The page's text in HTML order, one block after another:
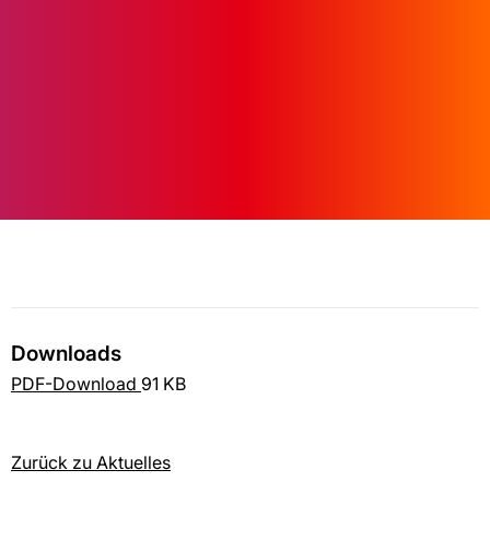
Downloads
PDF-Download 91 KB
Zurück zu Aktuelles